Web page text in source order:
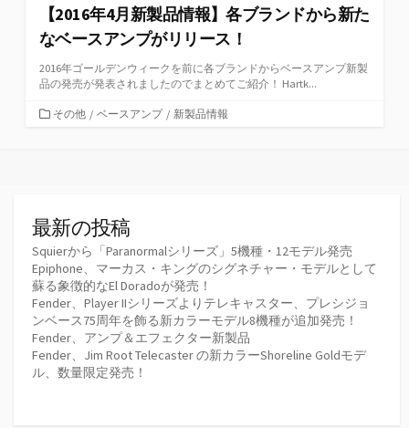
【2016年4月新製品情報】各ブランドから新た
なベースアンプがリリース！
2016年ゴールデンウィークを前に各ブランドからベースアンプ新製
品の発売が発表されましたのでまとめてご紹介！ Hartk...
カその他 / ベースアンプ / 新製品情報
最新の投稿
Squierから「Paranormalシリーズ」5機種・12モデル発売
Epiphone、マーカス・キングのシグネチャー・モデルとして
蘇る象徴的なEl Doradoが発売！
Fender、Player IIシリーズよりテレキャスター、プレシジョ
ンベース75周年を飾る新カラーモデル8機種が追加発売！
Fender、アンプ＆エフェクター新製品
Fender、Jim Root Telecaster の新カラーShoreline Goldモデ
ル、数量限定発売！